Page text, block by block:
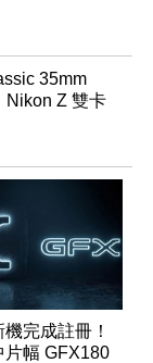
35mm
Nikon Z 雙卡
完成註冊！
片幅 GFX180